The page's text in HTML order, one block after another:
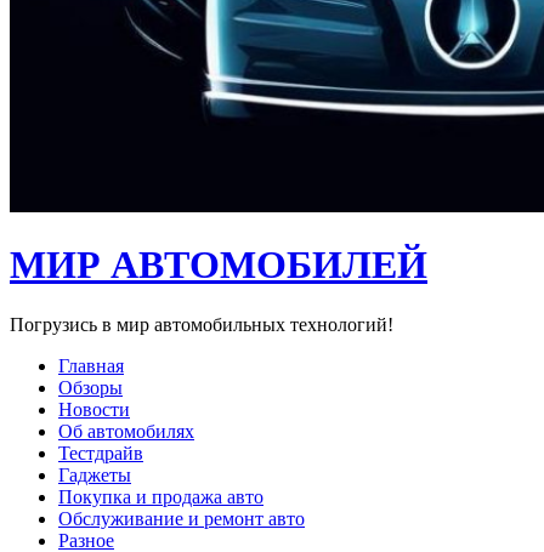
МИР АВТОМОБИЛЕЙ
Погрузись в мир автомобильных технологий!
Главная
Обзоры
Новости
Об автомобилях
Тестдрайв
Гаджеты
Покупка и продажа авто
Обслуживание и ремонт авто
Разное